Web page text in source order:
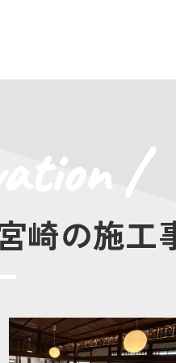
/
崎の施工